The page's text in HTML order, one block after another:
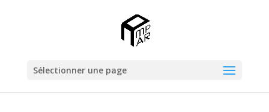
Sélectionner une page